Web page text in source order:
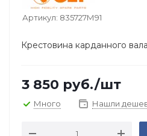
Артикул: 835727М91
Крестовина карданного
3 850 руб./шт
Много Нашли